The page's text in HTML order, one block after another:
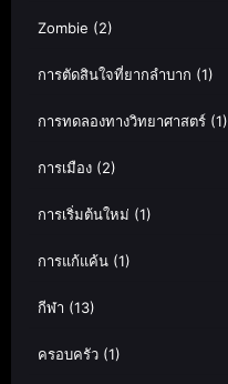
Zombie (2)
การตัดสินใจที่ยากลำบาก (1)
การทดลองทางวิทยาศาสตร์ (1)
การเมือง (2)
การเริ่มต้นใหม่ (1)
การแก้แค้น (1)
กีฬา (13)
ครอบครัว (1)